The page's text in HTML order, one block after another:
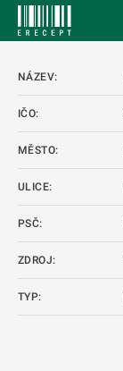
NÁZEV:
IČO:
MĚSTO:
ULICE:
PSČ:
ZDROJ:
TYP: